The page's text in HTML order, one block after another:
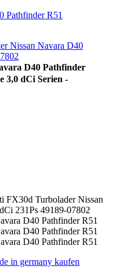
Nissan Navara D40
D40 Pathfinder
3,0 dCi Serien -